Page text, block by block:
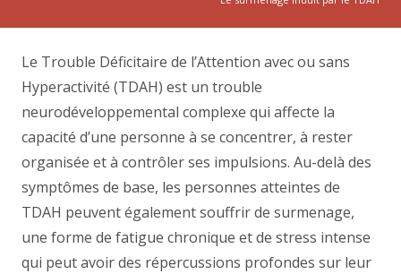
Le Trouble Déficitaire de l’Attention avec ou sans
Hyperactivité (TDAH) est un trouble
neurodéveloppemental complexe qui affecte la
capacité d’une personne à se concentrer, à rester
organisée et à contrôler ses impulsions. Au-delà des
symptômes de base, les personnes atteintes de
TDAH peuvent également souffrir de surmenage,
une forme de fatigue chronique et de stress intense
qui peut avoir des répercussions profondes sur leur